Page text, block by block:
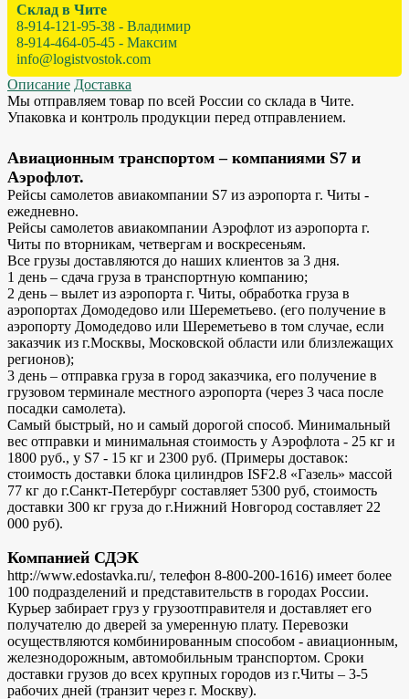
Склад в Чите
8-914-121-95-38 - Владимир
8-914-464-05-45 - Максим
info@logistvostok.com
Описание Доставка
Мы отправляем товар по всей России со склада в Чите.
Упаковка и контроль продукции перед отправлением.
Авиационным транспортом – компаниями S7 и
Аэрофлот.
Рейсы самолетов авиакомпании S7 из аэропорта г. Читы -
ежедневно.
Рейсы самолетов авиакомпании Аэрофлот из аэропорта г.
Читы по вторникам, четвергам и воскресеньям.
Все грузы доставляются до наших клиентов за 3 дня.
1 день – сдача груза в транспортную компанию;
2 день – вылет из аэропорта г. Читы, обработка груза в
аэропортах Домодедово или Шереметьево. (его получение в
аэропорту Домодедово или Шереметьево в том случае, если
заказчик из г.Москвы, Московской области или близлежащих
регионов);
3 день – отправка груза в город заказчика, его получение в
грузовом терминале местного аэропорта (через 3 часа после
посадки самолета).
Самый быстрый, но и самый дорогой способ. Минимальный
вес отправки и минимальная стоимость у Аэрофлота - 25 кг и
1800 руб., у S7 - 15 кг и 2300 руб. (Примеры доставок:
стоимость доставки блока цилиндров ISF2.8 «Газель» массой
77 кг до г.Санкт-Петербург составляет 5300 руб, стоимость
доставки 300 кг груза до г.Нижний Новгород составляет 22
000 руб).
Компанией СДЭК
http://www.edostavka.ru/, телефон 8-800-200-1616) имеет более
100 подразделений и представительств в городах России.
Курьер забирает груз у грузоотправителя и доставляет его
получателю до дверей за умеренную плату. Перевозки
осуществляются комбинированным способом - авиационным,
железнодорожным, автомобильным транспортом. Сроки
доставки грузов до всех крупных городов из г.Читы – 3-5
рабочих дней (транзит через г. Москву).